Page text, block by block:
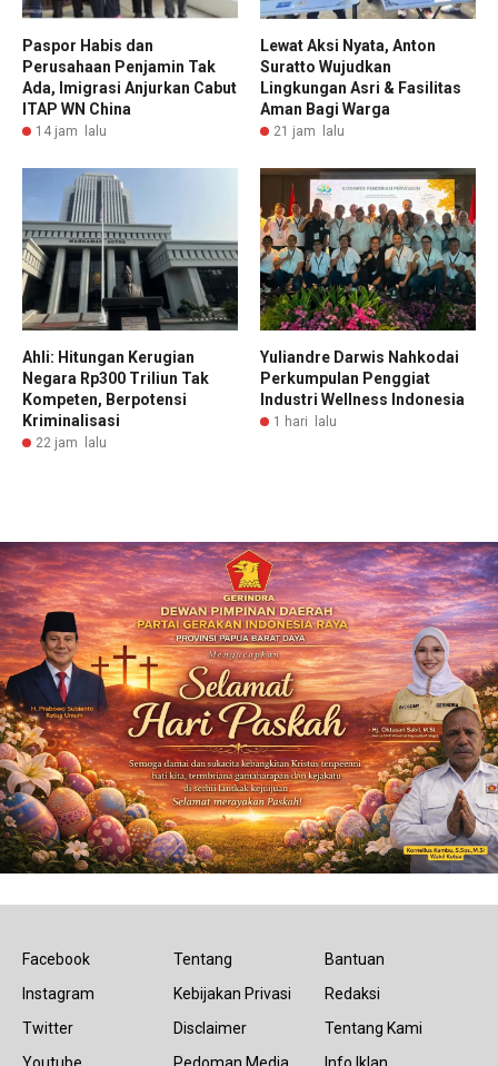
Paspor Habis dan
Perusahaan Penjamin Tak
Ada, Imigrasi Anjurkan Cabut
ITAP WN China
14 jam lalu
Lewat Aksi Nyata, Anton
Suratto Wujudkan
Lingkungan Asri & Fasilitas
Aman Bagi Warga
21 jam lalu
Ahli: Hitungan Kerugian
Negara Rp300 Triliun Tak
Kompeten, Berpotensi
Kriminalisasi
22 jam lalu
Yuliandre Darwis Nahkodai
Perkumpulan Penggiat
Industri Wellness Indonesia
1 hari lalu
Facebook
Instagram
Twitter
Tentang
Kebijakan Privasi
Disclaimer
Bantuan
Redaksi
Tentang Kami